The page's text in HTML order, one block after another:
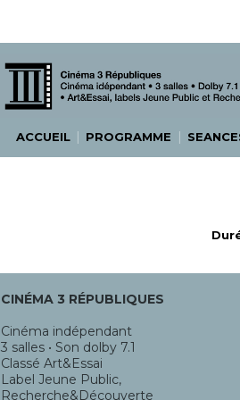
ACCUEIL | PROGRAMME |
CINÉMA 3 RÉPUBLIQUES
Cinéma indépendant
3 salles • Son dolby 7.1
Classé Art&Essai
Label Jeune Public,
Recherche&Découverte